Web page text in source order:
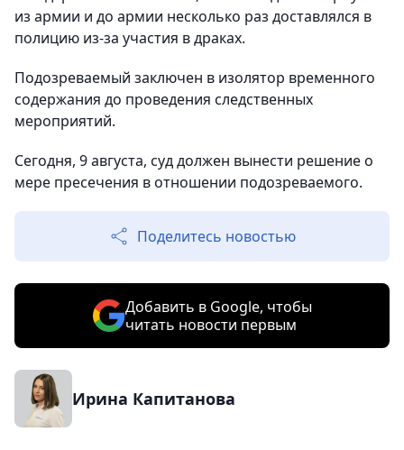
из армии и до армии несколько раз доставлялся в
полицию из-за участия в драках.
Подозреваемый заключен в изолятор временного
содержания до проведения следственных
мероприятий.
Сегодня, 9 августа, суд должен вынести решение о
мере пресечения в отношении подозреваемого.
Поделитесь новостью
Добавить в Google, чтобы
читать новости первым
Ирина Капитанова